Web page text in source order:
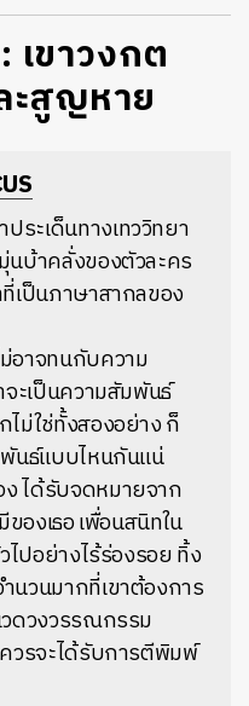
เขาวงกต
ะสูญหาย
ประเด็นทางเทววิทยา
บ้าคลั่งของตัวละคร
เป็นภาษาสากลของ
ม่อาจทนกับความ
ะเป็นความสัมพันธ์
ม่ใช่ทั้งสองอย่าง ก็
นธ์แบบไหนกันแน่
ง ได้รับจดหมายจาก
ของเธอ เพื่อนสนิทใน
ปอย่างไร้ร่องรอย ทิ้ง
นวนมากที่เขาต้องการ
ดวงวรรณกรรม
วรจะได้รับการตีพิมพ์